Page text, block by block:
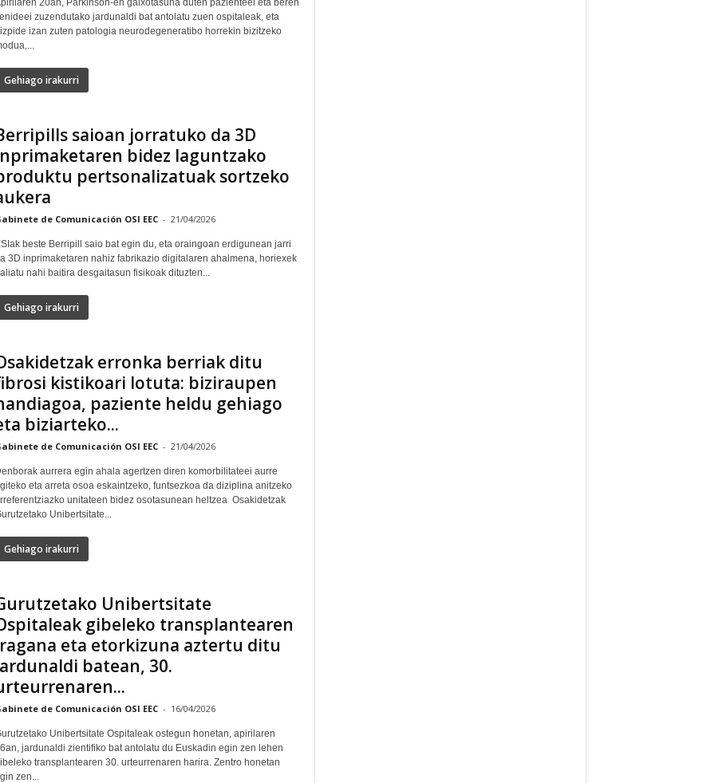
20an, Parkinson-en gaixotasuna duten pazienteei eta beren
zuzendutako jardunaldi bat antolatu zuen ospitaleak, eta
izan zuten patologia neurodegeneratibo horrekin bizitzeko
Gehiago irakurri
saioan jorratuko da 3D
bidez laguntzako
pertsonalizatuak sortzeko
de Comunicación OSI EEC - 21/04/2026
beste Berripill saio bat egin du, eta oraingoan erdigunean jarri
3D inprimaketaren nahiz fabrikazio digitalaren ahalmena, horiexek
nahi baitira desgaitasun fisikoak dituzten...
Gehiago irakurri
erronka berriak ditu
kistikoari lotuta: biziraupen
paziente heldu gehiago
biziarteko...
de Comunicación OSI EEC - 21/04/2026
aurrera egin ahala agertzen diren komorbilitateei aurre
eta arreta osoa eskaintzeko, funtsezkoa da diziplina anitzeko
unitateen bidez osotasunean heltzea Osakidetzak
Unibertsitate...
Gehiago irakurri
Unibertsitate
gibeleko transplantearen
eta etorkizuna aztertu ditu
batean, 30.
de Comunicación OSI EEC - 16/04/2026
Unibertsitate Ospitaleak ostegun honetan, apirilaren
jardunaldi zientifiko bat antolatu du Euskadin egin zen lehen
transplantearen 30. urteurrenaren harira. Zentro honetan
zen...